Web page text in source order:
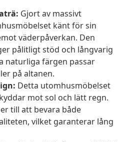
Gjort av massivt
känt för sin
väderpåverkan. Den
pålitligt stöd och långvarig
naturliga färgen passar
på altanen.
Detta utomhusmöbelset
mot sol och lätt regn.
till att bevara både
vilket garanterar lång